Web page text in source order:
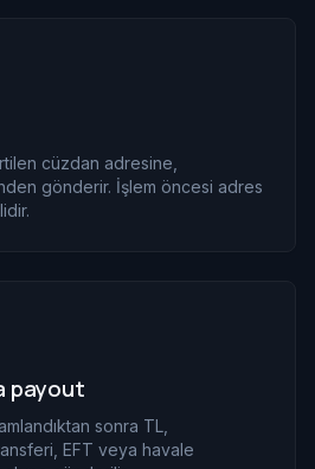
cüzdan adresine,
gönderir. İşlem öncesi adres
payout
sonra TL,
EFT veya havale